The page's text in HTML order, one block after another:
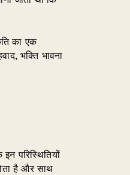
का एक
भक्ति भावना
परिस्थितियों
है और साथ